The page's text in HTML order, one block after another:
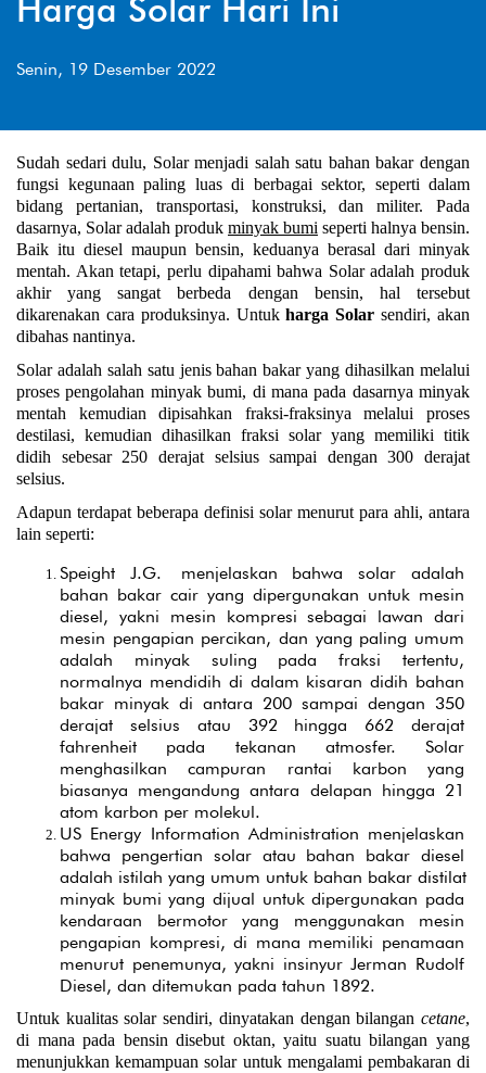
Harga Solar Hari Ini
Senin, 19 Desember 2022
Sudah sedari dulu, Solar menjadi salah satu bahan bakar dengan
fungsi kegunaan paling luas di berbagai sektor, seperti dalam
bidang pertanian, transportasi, konstruksi, dan militer. Pada
dasarnya, Solar adalah produk minyak bumi seperti halnya bensin.
Baik itu diesel maupun bensin, keduanya berasal dari minyak
mentah. Akan tetapi, perlu dipahami bahwa Solar adalah produk
akhir yang sangat berbeda dengan bensin, hal tersebut
dikarenakan cara produksinya. Untuk harga Solar sendiri, akan
dibahas nantinya.
Solar adalah salah satu jenis bahan bakar yang dihasilkan melalui
proses pengolahan minyak bumi, di mana pada dasarnya minyak
mentah kemudian dipisahkan fraksi-fraksinya melalui proses
destilasi, kemudian dihasilkan fraksi solar yang memiliki titik
didih sebesar 250 derajat selsius sampai dengan 300 derajat
selsius.
Adapun terdapat beberapa definisi solar menurut para ahli, antara
lain seperti:
Speight J.G. menjelaskan bahwa solar adalah
bahan bakar cair yang dipergunakan untuk mesin
diesel, yakni mesin kompresi sebagai lawan dari
mesin pengapian percikan, dan yang paling umum
adalah minyak suling pada fraksi tertentu,
normalnya mendidih di dalam kisaran didih bahan
bakar minyak di antara 200 sampai dengan 350
derajat selsius atau 392 hingga 662 derajat
fahrenheit pada tekanan atmosfer. Solar
menghasilkan campuran rantai karbon yang
biasanya mengandung antara delapan hingga 21
atom karbon per molekul.
US Energy Information Administration menjelaskan
bahwa pengertian solar atau bahan bakar diesel
adalah istilah yang umum untuk bahan bakar distilat
minyak bumi yang dijual untuk dipergunakan pada
kendaraan bermotor yang menggunakan mesin
pengapian kompresi, di mana memiliki penamaan
menurut penemunya, yakni insinyur Jerman Rudolf
Diesel, dan ditemukan pada tahun 1892.
Untuk kualitas solar sendiri, dinyatakan dengan bilangan cetane,
di mana pada bensin disebut oktan, yaitu suatu bilangan yang
menunjukkan kemampuan solar untuk mengalami pembakaran di